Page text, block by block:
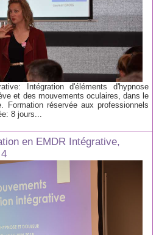
Intégration d'éléments d'hypnose
et des mouvements oculaires, dans le
Formation réservée aux professionnels
8 jours...
en EMDR Intégrative,